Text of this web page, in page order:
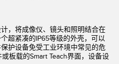
，将成像仪、镜头和照明结合在
超紧凑的IP65等级的外壳，可以
护设备免受工业环境中常见的危
板载的Smart Teach界面，设备设